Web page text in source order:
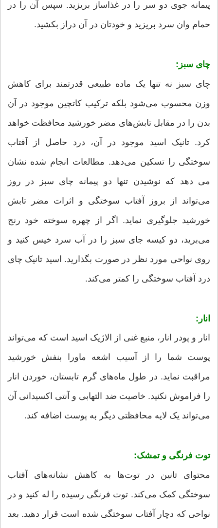
پیمانه جوی دو سر را در غذاساز بریزید. سپس آن را در
حمام وان سرد بریزید و خودتان در آن دراز بکشید.
چای سبز:
چای سبز نه تنها یک ماده طبیعی قدرتمند برای کاهش
وزن محسوب می‌شود بلکه ترکیب کاتچین موجود در آن
بدن را در مقابل تابش‌های مضر خورشید محافظت خواهد
کرد. تانیک اسید موجود در آن، درد حاصل از آفتاب
سوختگی را تسکین می‌دهد. مطالعات انجام شده نشان
می‌ دهد که نوشیدن تنها دو پیمانه چای سبز در روز
می‌تواند از بروز آفتاب سوختگی و اثرات مضر تابش
خورشید جلوگیری نماید. اگر از چهره سوخته خود رنج
می‌برید، دو کیسه جای سبز را در آب سرد خیس کنید و
روی نواحی مورد نظر در صورت بگذارید. اسید تانیک چای
درد آفتاب سوختگی را کمتر می‌کند.
انار:
انار و پودر انار، منبع غنی از الاژیک اسید است که می‌تواند
پوست شما را از آسیب اشعه ماورا بنفش خورشید
مراقبت نماید. در طول ماه‌های گرم تابستان، خوردن انار
را فراموش نکنید. خاصیت ضد التهابی و آنتی اکسیدانی آن
می‌تواند یک لایه محافظتی دیگر به پوست اضافه کند.
توت فرنگی و تمشک:
محتوای تانین در توت‌ها به کاهش نشانه‌های آفتاب
سوختگی کمک می‌کند. توت فرنگی رسیده را له کنید و در
نواحی که دچار آفتاب سوختگی شده است قرار دهید. بعد